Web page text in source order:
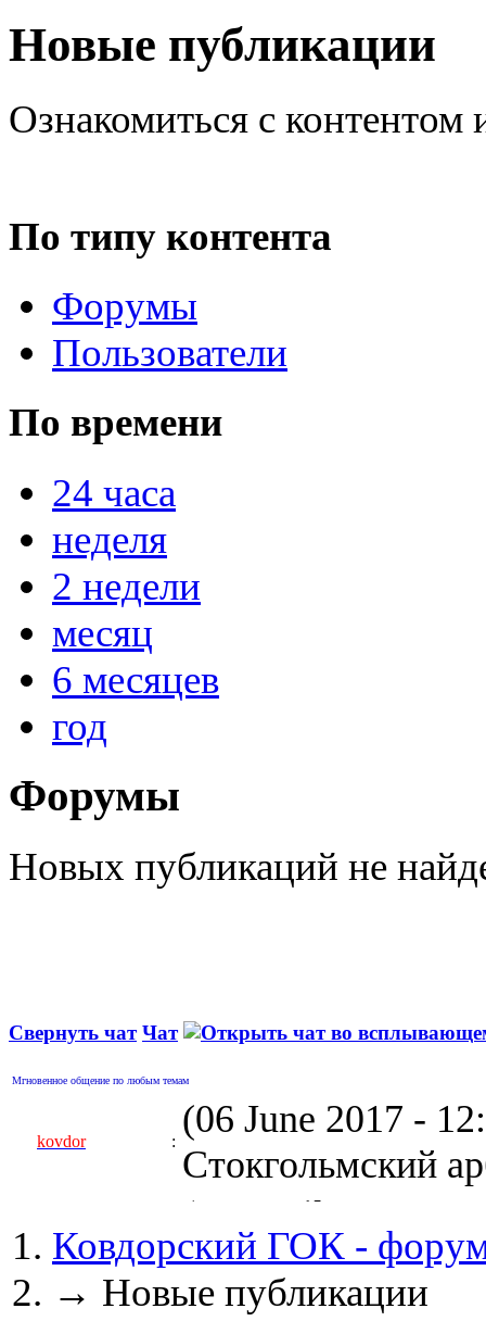
Новые публикации
Ознакомиться с контентом
По типу контента
Форумы
Пользователи
По времени
24 часа
неделя
2 недели
месяц
6 месяцев
год
Форумы
Новых публикаций не
Свернуть чат Чат
Мгновенное общение по любым темам
kovdor :
(06 June 2017 -
Стокгольмский
kovdor
(05 April 2017 -
пустили
(04 March 2017 -
Ковдорский ГОК -
→ Новые публикации